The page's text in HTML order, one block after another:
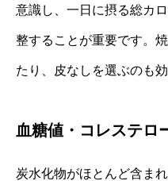
意識し、一日に摂る総カ
整することが重要です。
たり、皮なしを選ぶのも効
血糖値・コレステロ
炭水化物がほとんど含ま